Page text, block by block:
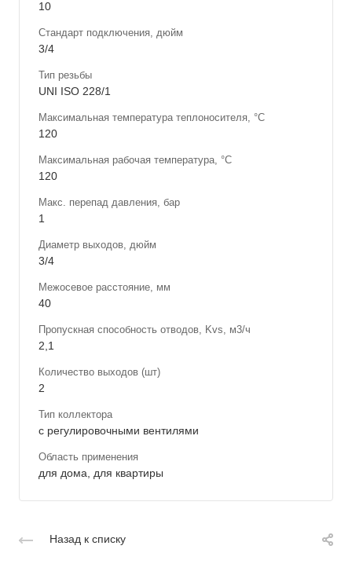
10
Стандарт подключения, дюйм
3/4
Тип резьбы
UNI ISO 228/1
Максимальная температура теплоносителя, °С
120
Максимальная рабочая температура, °С
120
Макс. перепад давления, бар
1
Диаметр выходов, дюйм
3/4
Межосевое расстояние, мм
40
Пропускная способность отводов, Kvs, м3/ч
2,1
Количество выходов (шт)
2
Тип коллектора
с регулировочными вентилями
Область применения
для дома, для квартиры
Назад к списку